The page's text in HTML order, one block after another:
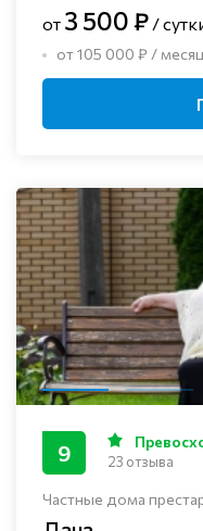
от 3 500 ₽ /
от 105 000 ₽ / месяц
Частные дома
9 23 отзыва